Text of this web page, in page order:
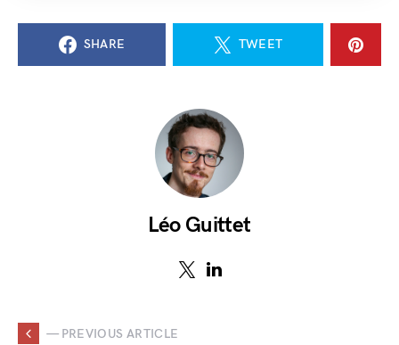
SHARE TWEET
Léo Guittet
— PREVIOUS ARTICLE